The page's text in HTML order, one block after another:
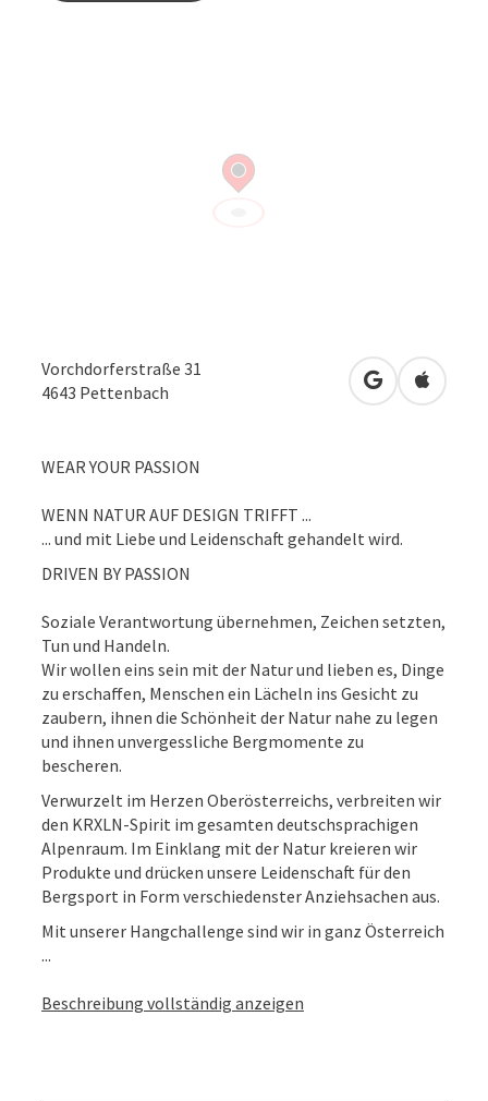
Vorchdorferstraße 31
4643 Pettenbach in Google
in
WEAR YOUR PASSION
WENN NATUR AUF DESIGN TRIFFT ...
... und mit Liebe und Leidenschaft gehandelt wird.
DRIVEN BY PASSION
Soziale Verantwortung übernehmen, Zeichen setzten,
Tun und Handeln.
Wir wollen eins sein mit der Natur und lieben es, Dinge
zu erschaffen, Menschen ein Lächeln ins Gesicht zu
zaubern, ihnen die Schönheit der Natur nahe zu legen
und ihnen unvergessliche Bergmomente zu
bescheren.
Verwurzelt im Herzen Oberösterreichs, verbreiten wir
den KRXLN-Spirit im gesamten deutschsprachigen
Alpenraum. Im Einklang mit der Natur kreieren wir
Produkte und drücken unsere Leidenschaft für den
Bergsport in Form verschiedenster Anziehsachen aus.
Mit unserer Hangchallenge sind wir in ganz Österreich
...
Beschreibung vollständig anzeigen